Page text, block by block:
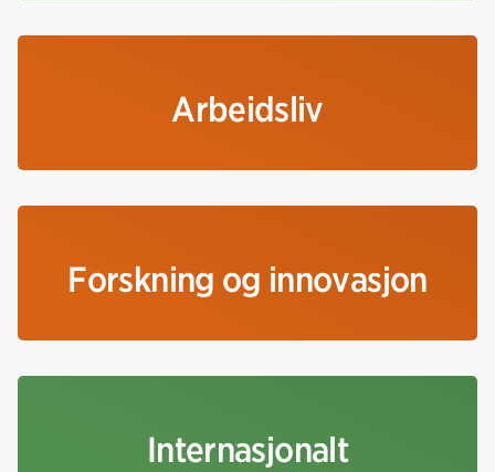
Arbeidsliv
Forskning og innovasjon
Internasjonalt